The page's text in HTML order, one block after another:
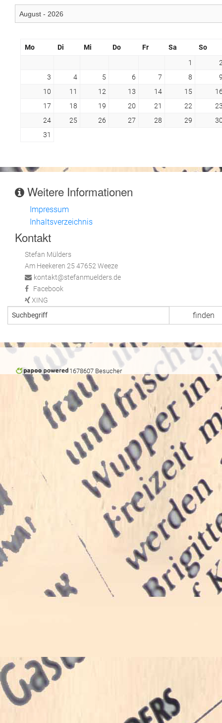
Mo Di Mi Do Fr Sa
So
1
3
4 5 6 7 8
10
11 12 13 14 15
17
18 19 20 21 22
24
25 26 27 28 29
31
Weitere Informationen
Impressum
Inhaltsverzeichnis
Kontakt
Stefan Mülders
Am Heekeren 25 47652 Weeze
kontakt@stefanmuelders.de
Facebook
XING
1678607 Besucher